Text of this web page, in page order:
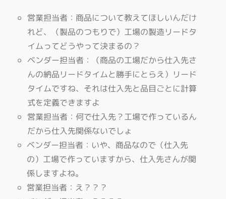
営業担当者：商品について教えてほしいんだけ
れど、（製品のつもりで）工場の製造リードタ
イムってどうやって決まるの？
ベンダー担当者：（商品の工場だから仕入先さ
んの納品リードタイムと勝手にとらえ）リード
タイムですね、それは仕入先と品目ごとに計算
式を定義できますよ
営業担当者：何で仕入先？工場で作っているん
だから仕入先関係ないでしょ
ベンダー担当者：いや、商品なので（仕入先
の）工場で作っていますから、仕入先さんが関
係しますよね。
営業担当者：え？？？